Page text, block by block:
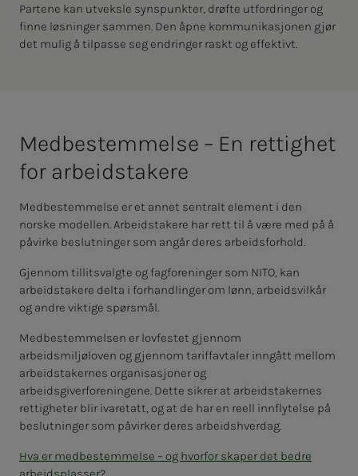
Partene kan utveksle synspunkter, drøfte utfordringer og
finne løsninger sammen. Den åpne kommunikasjonen gjør
det mulig å tilpasse seg endringer raskt og effektivt.
Med­­­­­be­stem­­­mel­­­se – En ret­­­tig­het
for ar­­­beids­­­ta­­­ke­­­re
Medbestemmelse er et annet sentralt element i den
norske modellen. Arbeidstakere har rett til å være med på å
påvirke beslutninger som angår deres arbeidsforhold.
Gjennom tillitsvalgte og fagforeninger som NITO, kan
arbeidstakere delta i forhandlinger om lønn, arbeidsvilkår
og andre viktige spørsmål.
Medbestemmelsen er lovfestet gjennom
arbeidsmiljøloven og gjennom tariffavtaler inngått mellom
arbeidstakernes organisasjoner og
arbeidsgiverforeningene. Dette sikrer at arbeidstakernes
rettigheter blir ivaretatt, og at de har en reell innflytelse på
beslutninger som påvirker deres arbeidshverdag.
Hva er medbestemmelse – og hvorfor skaper det bedre